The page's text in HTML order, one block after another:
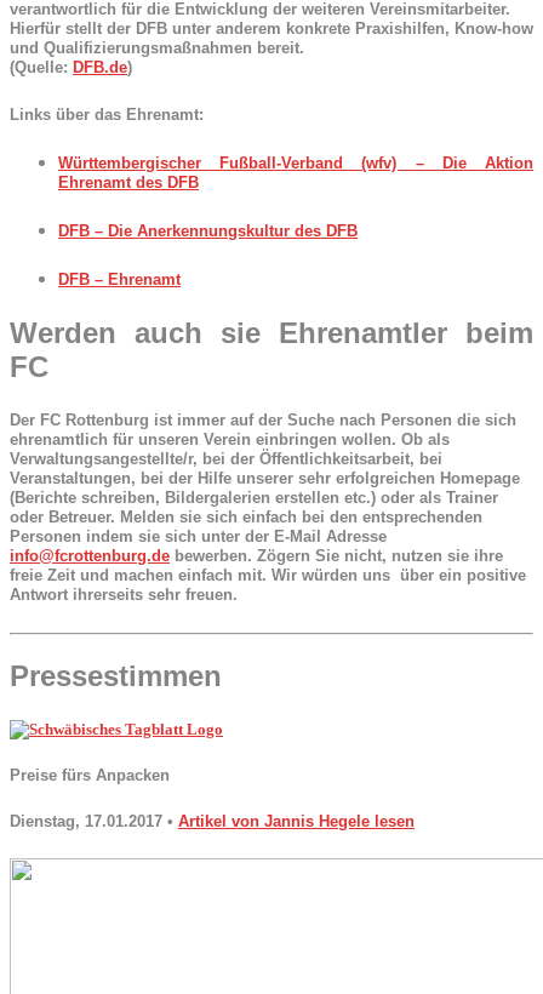
verantwortlich für die Entwicklung der weiteren Vereinsmitarbeiter.
Hierfür stellt der DFB unter anderem konkrete Praxishilfen, Know-how
und Qualifizierungsmaßnahmen bereit.
(Quelle: DFB.de)
Links über das Ehrenamt:
Württembergischer Fußball-Verband (wfv) – Die Aktion
Ehrenamt des DFB
DFB – Die Anerkennungskultur des DFB
DFB – Ehrenamt
Werden auch sie Ehrenamtler beim
FC
Der FC Rottenburg ist immer auf der Suche nach Personen die sich
ehrenamtlich für unseren Verein einbringen wollen. Ob als
Verwaltungsangestellte/r, bei der Öffentlichkeitsarbeit, bei
Veranstaltungen, bei der Hilfe unserer sehr erfolgreichen Homepage
(Berichte schreiben, Bildergalerien erstellen etc.) oder als Trainer
oder Betreuer. Melden sie sich einfach bei den entsprechenden
Personen indem sie sich unter der E-Mail Adresse
info@fcrottenburg.de bewerben. Zögern Sie nicht, nutzen sie ihre
freie Zeit und machen einfach mit. Wir würden uns über ein positive
Antwort ihrerseits sehr freuen.
Pressestimmen
Preise fürs Anpacken
Dienstag, 17.01.2017 • Artikel von Jannis Hegele lesen